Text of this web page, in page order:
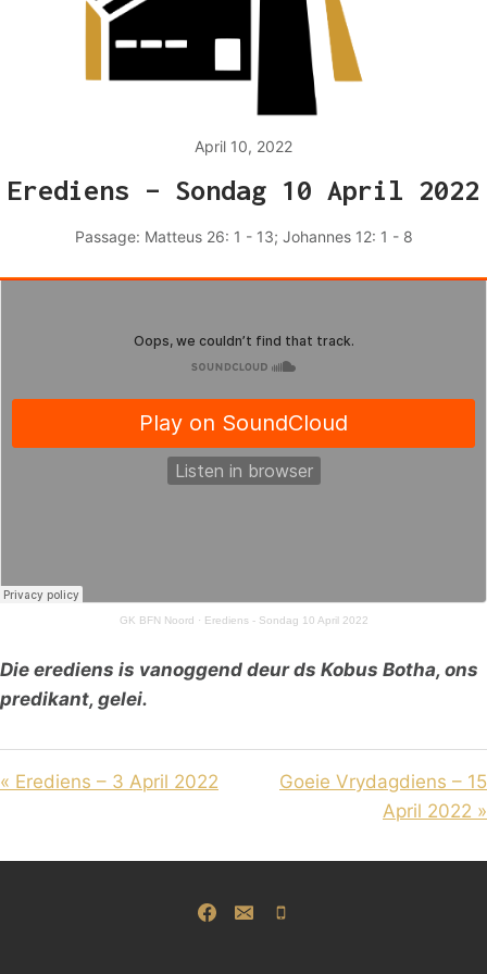
April 10, 2022
Erediens – Sondag 10 April 2022
Passage: Matteus 26: 1 - 13; Johannes 12: 1 - 8
GK BFN Noord · Erediens - Sondag 10 April 2022
Die erediens is vanoggend deur ds Kobus Botha, ons
predikant, gelei.
« Erediens – 3 April 2022
Goeie Vrydagdiens – 15
April 2022 »